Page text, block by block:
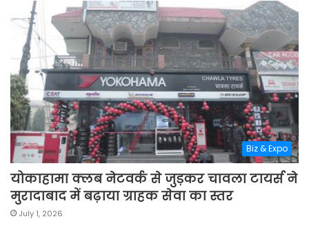
Biz & Expo
योकाहामा क्लब नेटवर्क से जुड़कर चावला टायर्स ने
मुरादाबाद में बढ़ाया ग्राहक सेवा का स्तर
July 1, 2026